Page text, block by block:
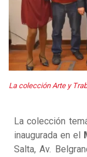
La colección Arte y
La colección
inaugurada en el
Salta, Av.